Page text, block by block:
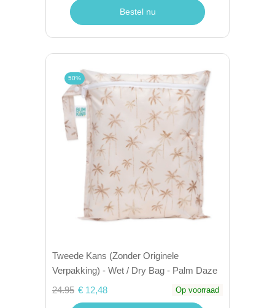
Bestel nu
50%
Tweede Kans (Zonder Originele
Verpakking) - Wet / Dry Bag - Palm Daze
24.95 € 12,48 Op voorraad